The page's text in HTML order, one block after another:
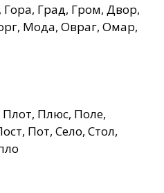
Гора, Град, Гром, Двор,
Мода, Овраг, Омар,
Плот, Плюс, Поле,
Пот, Село, Стол,